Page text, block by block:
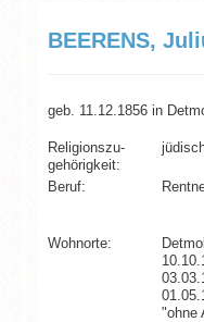
BEERENS,
geb. 11.12.1856 in
Religionszu­
gehörigkeit:
Beruf:
Wohnorte:
"ohne